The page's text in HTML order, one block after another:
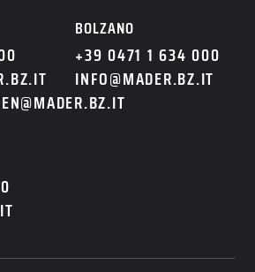
BOLZANO
+39 0471 1 634 000
INFO@MADER.BZ.IT